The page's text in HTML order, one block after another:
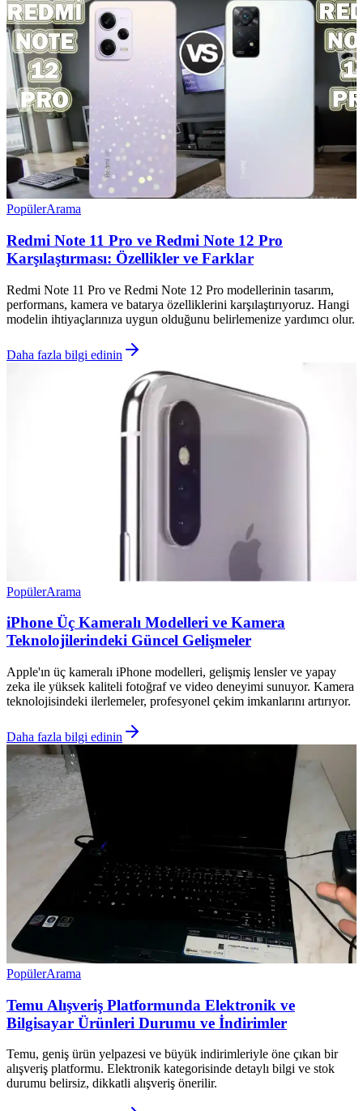
PopülerArama
Redmi Note 11 Pro ve Redmi Note 12 Pro
Karşılaştırması: Özellikler ve Farklar
Redmi Note 11 Pro ve Redmi Note 12 Pro modellerinin tasarım,
performans, kamera ve batarya özelliklerini karşılaştırıyoruz. Hangi
modelin ihtiyaçlarınıza uygun olduğunu belirlemenize yardımcı olur.
Daha fazla bilgi edinin
PopülerArama
iPhone Üç Kameralı Modelleri ve Kamera
Teknolojilerindeki Güncel Gelişmeler
Apple'ın üç kameralı iPhone modelleri, gelişmiş lensler ve yapay
zeka ile yüksek kaliteli fotoğraf ve video deneyimi sunuyor. Kamera
teknolojisindeki ilerlemeler, profesyonel çekim imkanlarını artırıyor.
Daha fazla bilgi edinin
PopülerArama
Temu Alışveriş Platformunda Elektronik ve
Bilgisayar Ürünleri Durumu ve İndirimler
Temu, geniş ürün yelpazesi ve büyük indirimleriyle öne çıkan bir
alışveriş platformu. Elektronik kategorisinde detaylı bilgi ve stok
durumu belirsiz, dikkatli alışveriş önerilir.